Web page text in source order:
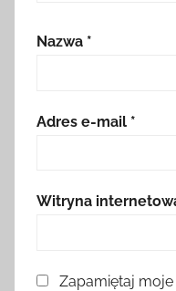
Nazwa *
Adres e-mail *
Witryna
Zapamiętaj